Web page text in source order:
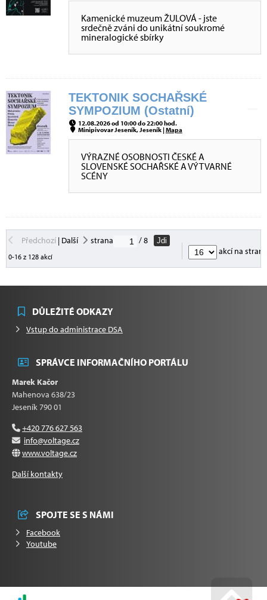
Kamenické muzeum ŽULOVÁ - jste
srdečně zváni do unikátní soukromé
mineralogické sbírky
TEKTONIK SOCHAŘSKÉ
SYMPOZIUM (Ostatní)
12.08.2026 od 10:00 do 22:00 hod.
Minipivovar Jeseník, Jeseník |Mapa
VÝRAZNÉ OSOBNOSTI ČESKÉ A
SLOVENSKÉ SOCHAŘSKÉ A VÝTVARNÉ
SCÉNY
Předchozí| Další strana / 8
Jdi
0-16 z 128 akcí
akcí na
DŮLEŽITÉ ODKAZY
Vstup do administrace DSA
SPRÁVCE INFORMAČNÍHO PORTÁLU
Marek Kačor
Mahenova 638/23
Jeseník 790 01
+420 776 627 563
info@voltage.cz
www.voltage.cz
Další kontakty
SPOJTE SE S NÁMI
Facebook
Youtube